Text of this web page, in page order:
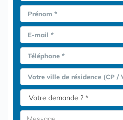
Prénom *
E-mail *
Téléphone *
Votre ville de résidence (CP /